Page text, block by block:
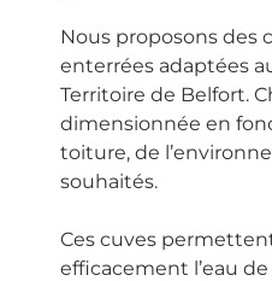
Nous proposons des
enterrées adaptées
Territoire de Belfort.
dimensionnée en
toiture, de
souhaités.
Ces cuves
efficacement l’eau de